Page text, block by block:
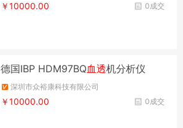
0成交
￥10000.00
德国IBP HDM97BQ血透机分析仪
深圳市众裕康科技有限公司
0成交
￥10000.00